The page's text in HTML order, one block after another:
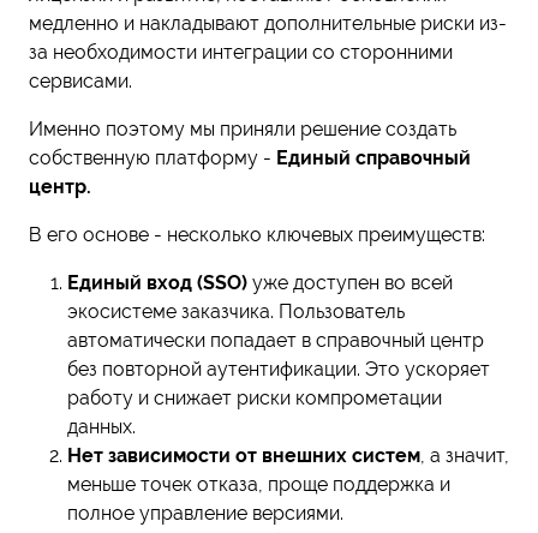
медленно и накладывают дополнительные риски из-
за необходимости интеграции со сторонними
сервисами.
Именно поэтому мы приняли решение создать
собственную платформу - Единый справочный
центр.
В его основе - несколько ключевых преимуществ:
Единый вход (SSO) уже доступен во всей
экосистеме заказчика. Пользователь
автоматически попадает в справочный центр
без повторной аутентификации. Это ускоряет
работу и снижает риски компрометации
данных.
Нет зависимости от внешних систем, а значит,
меньше точек отказа, проще поддержка и
полное управление версиями.